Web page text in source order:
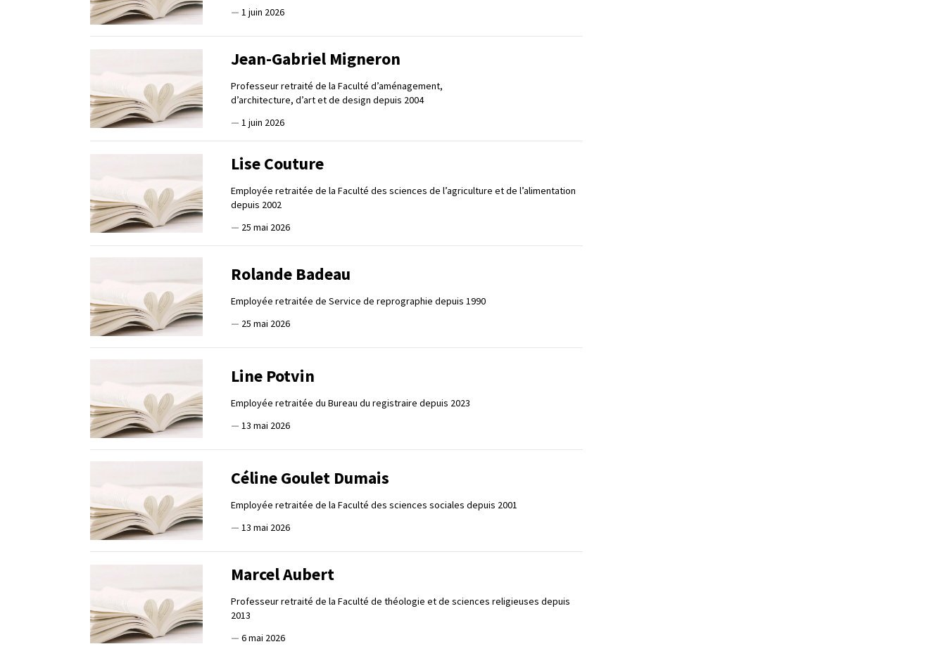
— 1 juin 2026
Jean-Gabriel Migneron
Professeur retraité de la Faculté d’aménagement,
d’architecture, d’art et de design depuis 2004
— 1 juin 2026
Lise Couture
Employée retraitée de la Faculté des sciences de l’agriculture et de l’alimentation
depuis 2002
— 25 mai 2026
Rolande Badeau
Employée retraitée de Service de reprographie depuis 1990
— 25 mai 2026
Line Potvin
Employée retraitée du Bureau du registraire depuis 2023
— 13 mai 2026
Céline Goulet Dumais
Employée retraitée de la Faculté des sciences sociales depuis 2001
— 13 mai 2026
Marcel Aubert
Professeur retraité de la Faculté de théologie et de sciences religieuses depuis
2013
— 6 mai 2026